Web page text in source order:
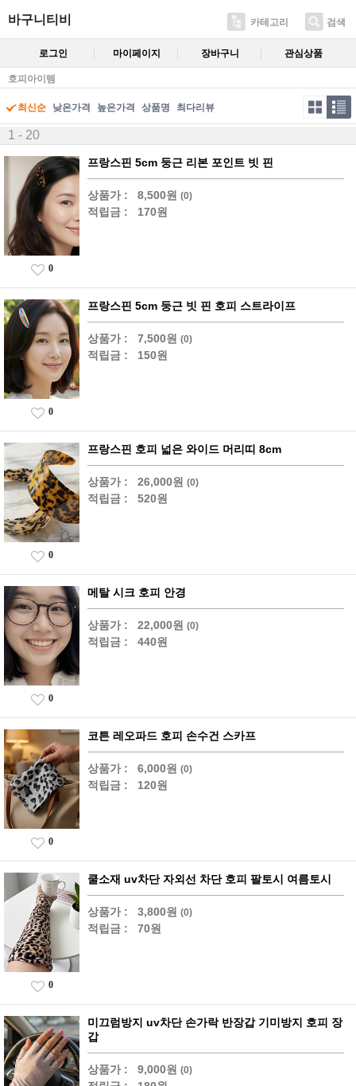
바구니티비 카테고리 검색
로그인 마이페이지 장바구니 관심상품
호피아이템
최신순 낮은가격 높은가격 상품명 최다리뷰
1 - 20
프랑스핀 5cm 둥근 리본 포인트 빗 핀
상품가 : 8,500원 (0)
적립금 : 170원
0
프랑스핀 5cm 둥근 빗 핀 호피 스트라이프
상품가 : 7,500원 (0)
적립금 : 150원
0
프랑스핀 호피 넓은 와이드 머리띠 8cm
상품가 : 26,000원 (0)
적립금 : 520원
0
메탈 시크 호피 안경
상품가 : 22,000원 (0)
적립금 : 440원
0
코튼 레오파드 호피 손수건 스카프
상품가 : 6,000원 (0)
적립금 : 120원
0
쿨소재 uv차단 자외선 차단 호피 팔토시 여름토시
상품가 : 3,800원 (0)
적립금 : 70원
0
미끄럼방지 uv차단 손가락 반장갑 기미방지 호피 장
갑
상품가 : 9,000원 (0)